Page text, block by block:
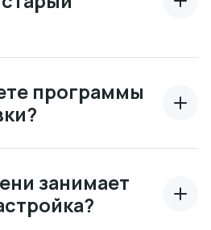
программы
занимает